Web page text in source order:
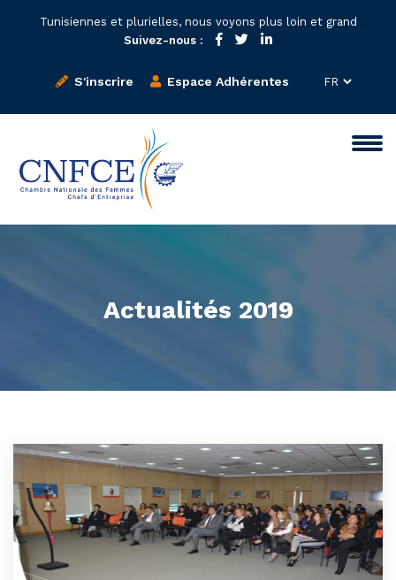
Tunisiennes et plurielles, nous voyons plus loin et grand
Suivez-nous :
S'inscrire Espace Adhérentes
Actualités 2019